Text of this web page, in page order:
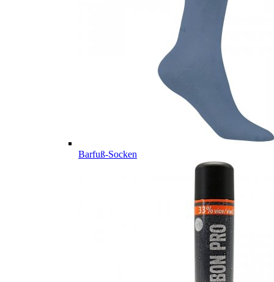
Barfuß-Socken